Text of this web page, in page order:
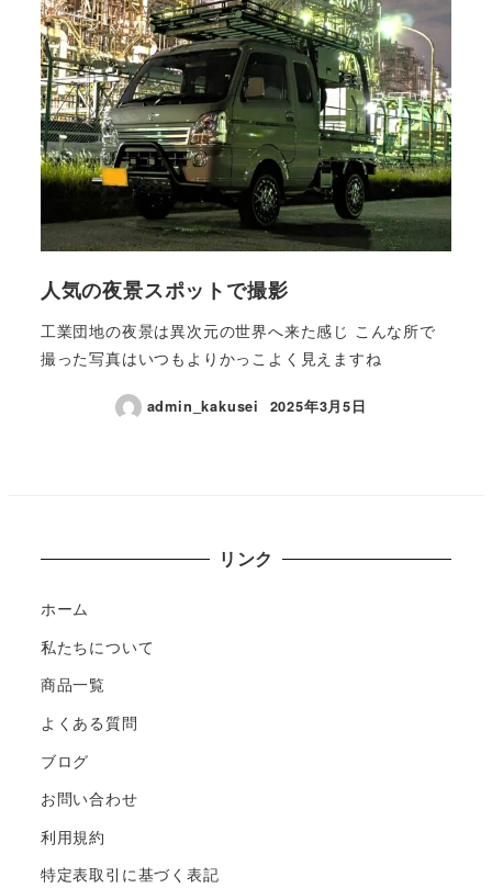
人気の夜景スポットで撮影
工業団地の夜景は異次元の世界へ来た感じ こんな所で
撮った写真はいつもよりかっこよく見えますね
admin_kakusei 2025年3月5日
リンク
ホーム
私たちについて
商品一覧
よくある質問
ブログ
お問い合わせ
利用規約
特定表取引に基づく表記